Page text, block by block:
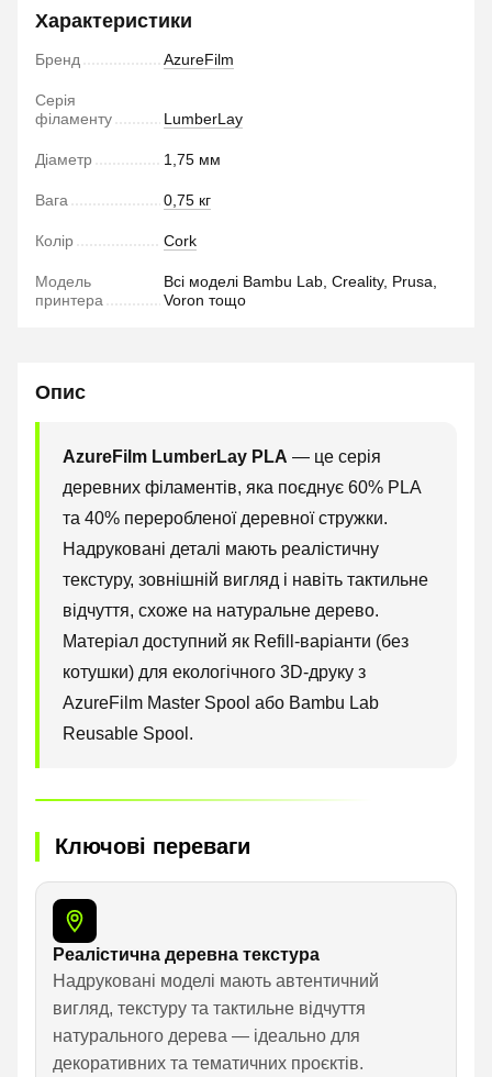
Характеристики
Бренд AzureFilm
Серія
філаменту
LumberLay
Діаметр 1,75 мм
Вага 0,75 кг
Колір Cork
Модель
принтера
Всі моделі Bambu Lab, Creality, Prusa,
Voron тощо
Опис
AzureFilm LumberLay PLA — це серія
деревних філаментів, яка поєднує 60% PLA
та 40% переробленої деревної стружки.
Надруковані деталі мають реалістичну
текстуру, зовнішній вигляд і навіть тактильне
відчуття, схоже на натуральне дерево.
Матеріал доступний як Refill-варіанти (без
котушки) для екологічного 3D-друку з
AzureFilm Master Spool або Bambu Lab
Reusable Spool.
Ключові переваги
Реалістична деревна текстура
Надруковані моделі мають автентичний
вигляд, текстуру та тактильне відчуття
натурального дерева — ідеально для
декоративних та тематичних проєктів.